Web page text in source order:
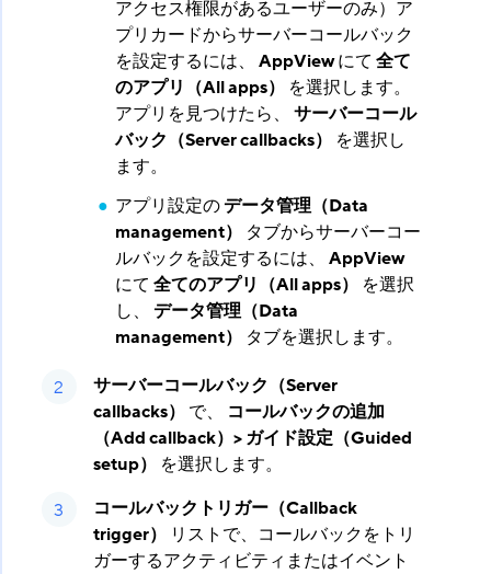
アクセス権限があるユーザーのみ）ア
プリカードからサーバーコールバック
を設定するには、 AppView​ にて 全て
のアプリ（All apps）
​ を選択します。
アプリを見つけたら、 サーバーコール
バック（Server callbacks）
​ を選択し
ます。
アプリ設定のデータ管理（Data
management）
​ タブからサーバーコー
ルバックを設定するには、 AppView​
にて 全てのアプリ（All apps）
​ を選択
し、 データ管理（Data
management）
​ タブを選択します。
サーバーコールバック（Server
callbacks） ​ で、
コールバックの追加
（Add callback）> ガイド設定（Guided
setup）
​ を選択します。
コールバックトリガー（Callback
trigger）
​ リストで、コールバックをトリ
ガーするアクティビティまたはイベント